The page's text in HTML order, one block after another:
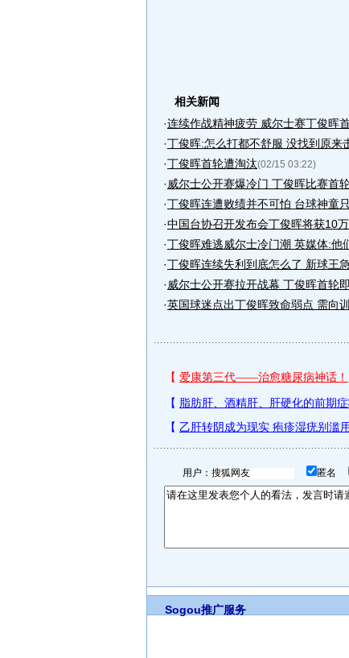
相关新闻
·连续作战精神疲劳 威尔士赛丁俊晖
·丁俊晖:怎么打都不舒服 没找到原来
·丁俊晖首轮遭淘汰(02/15 03:22)
· 威尔士公开赛爆冷门 丁俊晖比赛首
·丁俊晖连遭败绩并不可怕 台球神童
·中国台协召开发布会丁俊晖将获10
·丁俊晖难逃威尔士冷门潮 英媒体:他
·丁俊晖连续失利到底怎么了 新球王
· 威尔士公开赛拉开战幕 丁俊晖首轮
·英国球迷点出丁俊晖致命弱点 需向
用户： 匿名
Sogou推广服务